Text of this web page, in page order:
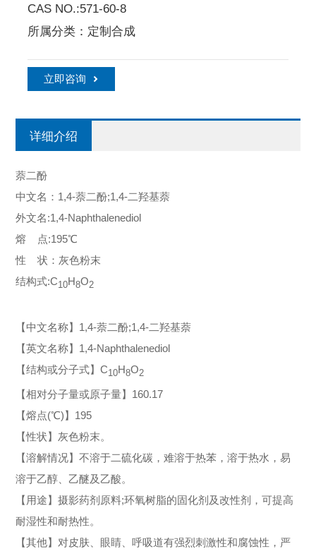
CAS NO.:571-60-8
所属分类：定制合成
立即咨询
详细介绍
萘二酚
中文名：1,4-萘二酚;1,4-二羟基萘
外文名:1,4-Naphthalenediol
熔 点:195℃
性 状：灰色粉末
结构式:C10H8O2
【中文名称】1,4-萘二酚;1,4-二羟基萘
【英文名称】1,4-Naphthalenediol
【结构或分子式】C10H8O2
【相对分子量或原子量】160.17
【熔点(℃)】195
【性状】灰色粉末。
【溶解情况】不溶于二硫化碳，难溶于热苯，溶于热水，易
溶于乙醇、乙醚及乙酸。
【用途】摄影药剂原料;环氧树脂的固化剂及改性剂，可提高
耐湿性和耐热性。
【其他】对皮肤、眼睛、呼吸道有强烈刺激性和腐蚀性，严